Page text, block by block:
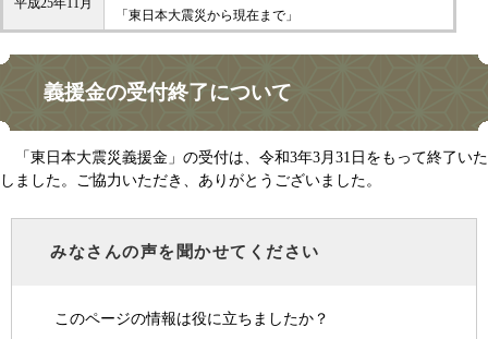
平成25年11月
「東日本大震災から現在まで」
義援金の受付終了について
「東日本大震災義援金」の受付は、令和3年3月31日をもって終了いた
しました。ご協力いただき、ありがとうございました。
みなさんの声を聞かせてください
このページの情報は役に立ちましたか？